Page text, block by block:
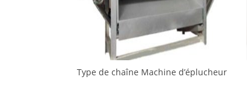
Type de chaîne Machine d’éplucheur